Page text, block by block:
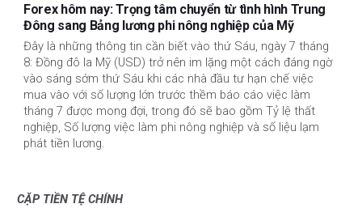
Forex hôm nay: Trọng tâm chuyển từ tình hình Trung
Đông sang Bảng lương phi nông nghiệp của Mỹ
Đây là những thông tin cần biết vào thứ Sáu, ngày 7 tháng
8: Đồng đô la Mỹ (USD) trở nên im lặng một cách đáng ngờ
vào sáng sớm thứ Sáu khi các nhà đầu tư hạn chế việc
mua vào với số lượng lớn trước thềm báo cáo việc làm
tháng 7 được mong đợi, trong đó sẽ bao gồm Tỷ lệ thất
nghiệp, Số lượng việc làm phi nông nghiệp và số liệu lạm
phát tiền lương.
CẶP TIỀN TỆ CHÍNH